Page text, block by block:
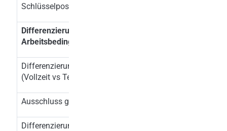
Schlüsselpositionen/Mangelberufen
Differenzierungen nach Arbeitszeit und
Arbeitsbedingungen
Differenzierung nach Arbeitszeit
(Vollzeit vs Teilzeit)
Ausschluss geringfügig Beschäftigter
Differenzierung nach Arbeitszeitlage